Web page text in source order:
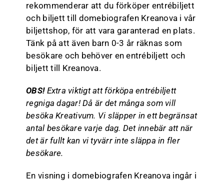
rekommenderar att du förköper entrébiljett
och biljett till domebiografen Kreanova i vår
biljettshop, för att vara garanterad en plats.
Tänk på att även barn 0-3 år räknas som
besökare och behöver en entrébiljett och
biljett till Kreanova.
OBS!Extra viktigt att förköpa entrébiljett
regniga dagar! Då är det många som vill
besöka Kreativum. Vi släpper in ett begränsat
antal besökare varje dag. Det innebär att när
det är fullt kan vi tyvärr inte släppa in fler
besökare.
En visning i domebiografen Kreanova ingår i